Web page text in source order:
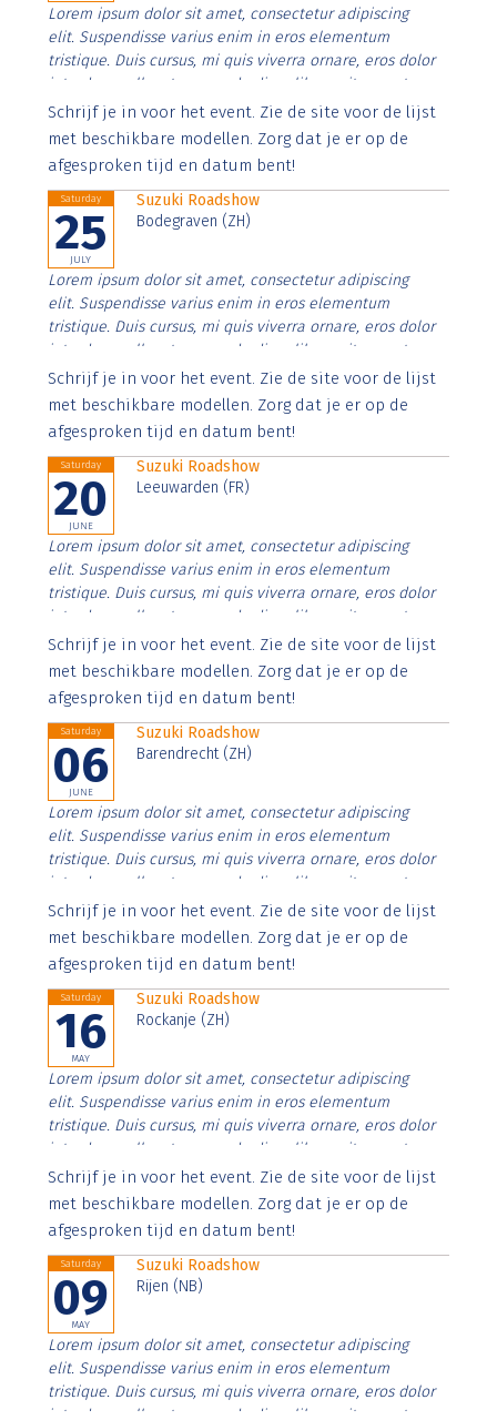
Lorem ipsum dolor sit amet, consectetur adipiscing
elit. Suspendisse varius enim in eros elementum
tristique. Duis cursus, mi quis viverra ornare, eros dolor
interdum nulla, ut commodo diam libero vitae erat.
Aenean faucibus nibh et justo cursus id rutrum lorem
imperdiet. Nunc ut sem vitae risus tristique posuere.
Schrijf je in voor het event. Zie de site voor de lijst
met beschikbare modellen. Zorg dat je er op de
afgesproken tijd en datum bent!
Saturday
25
JULY
Suzuki Roadshow
Bodegraven (ZH)
Lorem ipsum dolor sit amet, consectetur adipiscing
elit. Suspendisse varius enim in eros elementum
tristique. Duis cursus, mi quis viverra ornare, eros dolor
interdum nulla, ut commodo diam libero vitae erat.
Aenean faucibus nibh et justo cursus id rutrum lorem
imperdiet. Nunc ut sem vitae risus tristique posuere.
Schrijf je in voor het event. Zie de site voor de lijst
met beschikbare modellen. Zorg dat je er op de
afgesproken tijd en datum bent!
Saturday
20
JUNE
Suzuki Roadshow
Leeuwarden (FR)
Lorem ipsum dolor sit amet, consectetur adipiscing
elit. Suspendisse varius enim in eros elementum
tristique. Duis cursus, mi quis viverra ornare, eros dolor
interdum nulla, ut commodo diam libero vitae erat.
Aenean faucibus nibh et justo cursus id rutrum lorem
imperdiet. Nunc ut sem vitae risus tristique posuere.
Schrijf je in voor het event. Zie de site voor de lijst
met beschikbare modellen. Zorg dat je er op de
afgesproken tijd en datum bent!
Saturday
06
JUNE
Suzuki Roadshow
Barendrecht (ZH)
Lorem ipsum dolor sit amet, consectetur adipiscing
elit. Suspendisse varius enim in eros elementum
tristique. Duis cursus, mi quis viverra ornare, eros dolor
interdum nulla, ut commodo diam libero vitae erat.
Aenean faucibus nibh et justo cursus id rutrum lorem
imperdiet. Nunc ut sem vitae risus tristique posuere.
Schrijf je in voor het event. Zie de site voor de lijst
met beschikbare modellen. Zorg dat je er op de
afgesproken tijd en datum bent!
Saturday
16
MAY
Suzuki Roadshow
Rockanje (ZH)
Lorem ipsum dolor sit amet, consectetur adipiscing
elit. Suspendisse varius enim in eros elementum
tristique. Duis cursus, mi quis viverra ornare, eros dolor
interdum nulla, ut commodo diam libero vitae erat.
Aenean faucibus nibh et justo cursus id rutrum lorem
imperdiet. Nunc ut sem vitae risus tristique posuere.
Schrijf je in voor het event. Zie de site voor de lijst
met beschikbare modellen. Zorg dat je er op de
afgesproken tijd en datum bent!
Saturday
09
MAY
Suzuki Roadshow
Rijen (NB)
Lorem ipsum dolor sit amet, consectetur adipiscing
elit. Suspendisse varius enim in eros elementum
tristique. Duis cursus, mi quis viverra ornare, eros dolor
interdum nulla, ut commodo diam libero vitae erat.